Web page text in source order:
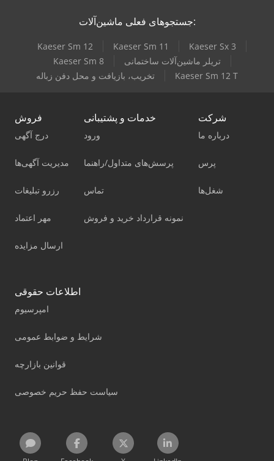
جستجوهای فعلی ماشین‌آلات:
Kaeser Sm 12 Kaeser Sm 11
Kaeser Sx 3
Kaeser Sm 8
تریلر ماشین‌آلات ساختمانی
تخریب، بازیافت و محل دفن زباله
Kaeser Sm 12 T
فروش
درج آگهی
مدیریت آگهی‌ها
رزرو تبلیغات
مهر اعتماد
ارسال مزایده
خدمات و پشتیبانی
ورود
پرسش‌های متداول/راهنما
تماس
نمونه قرارداد خرید و فروش
شرکت
درباره ما
پرس
شغل‌ها
اطلاعات حقوقی
امپرسیوم
شرایط و ضوابط عمومی
قوانین بازارچه
سیاست حفظ حریم خصوصی